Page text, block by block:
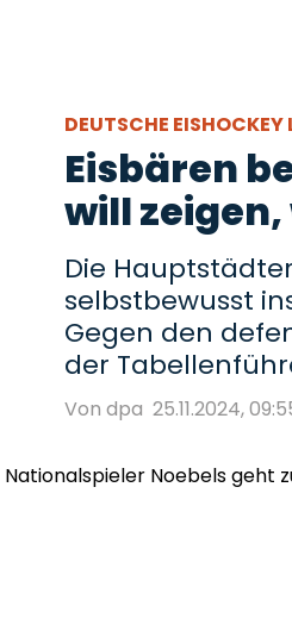
DEUTSCHE EISHOCKEY
Eisbären
will
Die
selbstbewusst
Gegen den
der
Von dpa 25.11.2024,